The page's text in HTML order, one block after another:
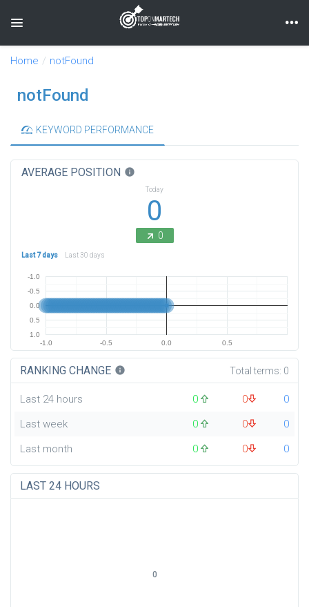
Toggle navigation
Home notFound
notFound
KEYWORD PERFORMANCE
AVERAGE POSITION info
Today
0
0
Last 7 days Last 30 days
-1.0 -0.5 0.0 0.5
-1.0
-0.5
0.0
0.5
1.0
RANKING CHANGE info Total terms: 0
Last 24 hours 0 0
0
Last week
0 0
0
Last month
0 0 0
LAST 24 HOURS
0